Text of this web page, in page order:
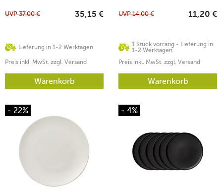
Lieferung in 1-2 Werktagen
UVP37,00 € 35,15 €
Preis inkl. MwSt. zzgl. Versand
Warenkorb
1 Stück vorrätig - Lieferung in
1-2 Werktagen
UVP14,00 € 11,20 €
Preis inkl. MwSt. zzgl. Versand
Warenkorb
- 22% - 4%